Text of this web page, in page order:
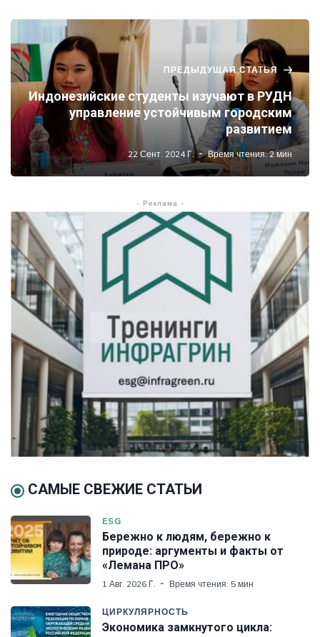
ПРЕДЫДУЩАЯ СТАТЬЯ
Индонезийские студенты изучают в РУДН
управление устойчивым городским
развитием
22 Сент. 2024 Г. Время чтения: 2 мин
- Реклама -
САМЫЕ СВЕЖИЕ СТАТЬИ
ESG
Бережно к людям, бережно к
природе: аргументы и факты от
«Лемана ПРО»
1 Авг. 2026 Г. Время чтения: 5 мин
ЦИРКУЛЯРНОСТЬ
Экономика замкнутого цикла: